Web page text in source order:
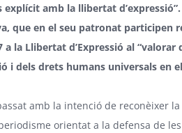
amb la llibertat
que en el seu patronat participen
la Llibertat d’Expressió al “valorar
dels drets humans universals en
amb la intenció de reconèixer
orientat a la defensa de